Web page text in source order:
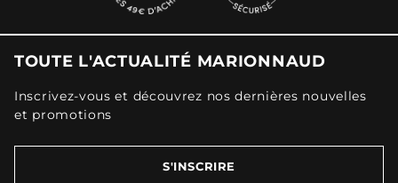
TOUTE L'ACTUALITÉ MARIONNAUD
Inscrivez-vous et découvrez nos dernières nouvelles
et promotions
S'INSCRIRE